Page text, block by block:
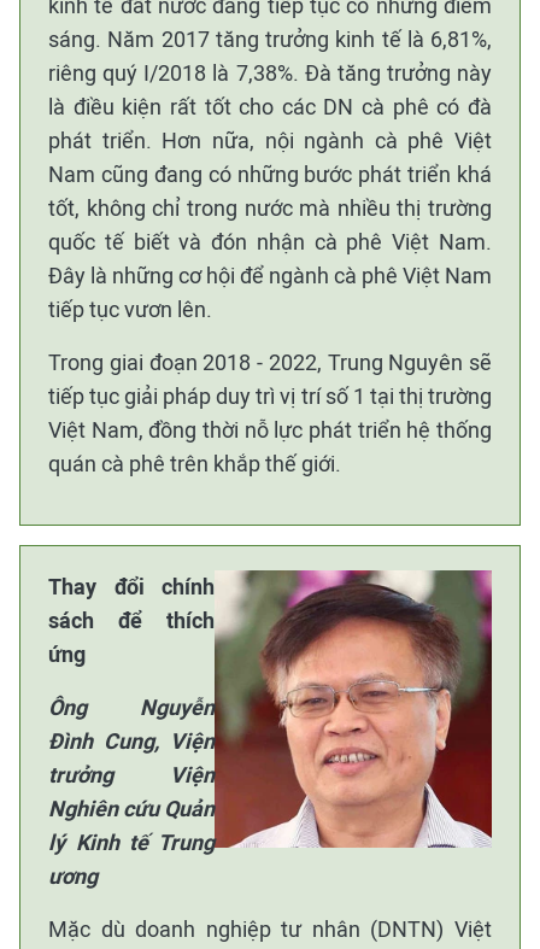
kinh tế đất nước đang tiếp tục có những điểm
sáng. Năm 2017 tăng trưởng kinh tế là 6,81%,
riêng quý I/2018 là 7,38%. Đà tăng trưởng này
là điều kiện rất tốt cho các DN cà phê có đà
phát triển. Hơn nữa, nội ngành cà phê Việt
Nam cũng đang có những bước phát triển khá
tốt, không chỉ trong nước mà nhiều thị trường
quốc tế biết và đón nhận cà phê Việt Nam.
Đây là những cơ hội để ngành cà phê Việt Nam
tiếp tục vươn lên.
Trong giai đoạn 2018 - 2022, Trung Nguyên sẽ
tiếp tục giải pháp duy trì vị trí số 1 tại thị trường
Việt Nam, đồng thời nỗ lực phát triển hệ thống
quán cà phê trên khắp thế giới.
Thay đổi chính
sách để thích
ứng
Ông Nguyễn
Đình Cung, Viện
trưởng Viện
Nghiên cứu Quản
lý Kinh tế Trung
ương
Mặc dù doanh nghiệp tư nhân (DNTN) Việt